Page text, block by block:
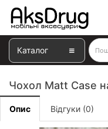
Каталог
Чохол Matt Case
Опис Відгуки (0)